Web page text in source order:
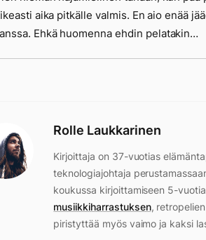
aika pitkälle valmis. En aio enää
Ehkä huomenna ehdin pelatakin…
Rolle Laukkarinen
Kirjoittaja on 37-vuotias
teknologiajohtaja
koukussa kirjoittamiseen 5-
musiikkiharrastuksen,
piristyttää myös vaimo ja kaksi